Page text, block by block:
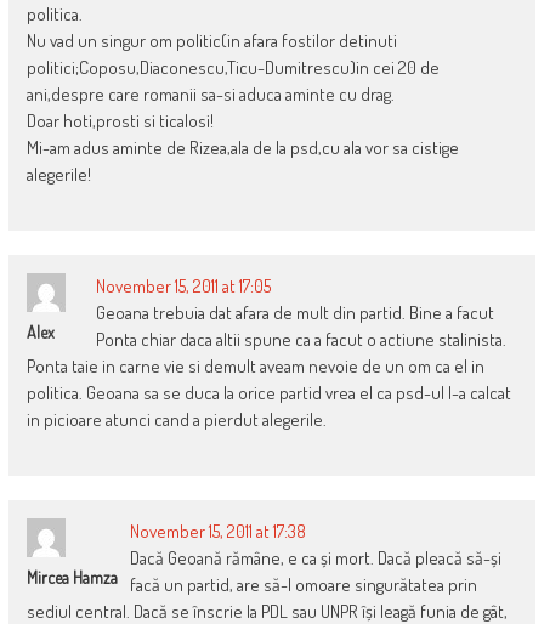
politica.
Nu vad un singur om politic(in afara fostilor detinuti
politici;Coposu,Diaconescu,Ticu-Dumitrescu)in cei 20 de
ani,despre care romanii sa-si aduca aminte cu drag.
Doar hoti,prosti si ticalosi!
Mi-am adus aminte de Rizea,ala de la psd,cu ala vor sa cistige
alegerile!
Alex
November 15, 2011 at 17:05
Geoana trebuia dat afara de mult din partid. Bine a facut
Ponta chiar daca altii spune ca a facut o actiune stalinista.
Ponta taie in carne vie si demult aveam nevoie de un om ca el in
politica. Geoana sa se duca la orice partid vrea el ca psd-ul l-a calcat
in picioare atunci cand a pierdut alegerile.
Mircea Hamza
November 15, 2011 at 17:38
Dacă Geoană rămâne, e ca și mort. Dacă pleacă să-și
facă un partid, are să-l omoare singurătatea prin
sediul central. Dacă se înscrie la PDL sau UNPR își leagă funia de gât,